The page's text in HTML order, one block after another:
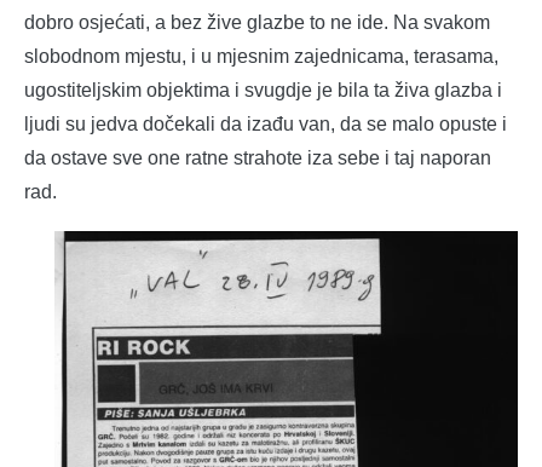
dobro osjećati, a bez žive glazbe to ne ide. Na svakom
slobodnom mjestu, i u mjesnim zajednicama, terasama,
ugostiteljskim objektima i svugdje je bila ta živa glazba i
ljudi su jedva dočekali da izađu van, da se malo opuste i
da ostave sve one ratne strahote iza sebe i taj naporan
rad.